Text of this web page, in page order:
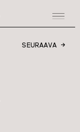
SEURAAVA →